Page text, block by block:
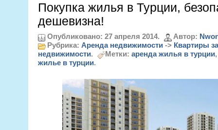
Покупка жилья в Турции,
дешевизна!
Опубликовано: 27 апреля 2014. Автор:
Рубрика: Аренда недвижимости-> Квартиры
недвижимости. Метки: аренда жилья в турции
жилье в турции.